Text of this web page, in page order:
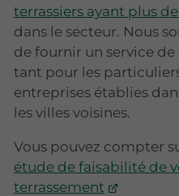
terrassiers ayant plus
dans le secteur. Nous
de fournir un service
tant pour les
entreprises établies
les villes voisines.
Vous pouvez compter
étude de faisabilité de
terrassement